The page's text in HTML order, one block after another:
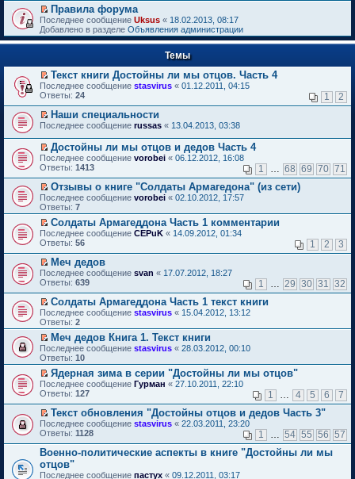
й
т
и
к
п
в
о
м
у
н
е
п
р
о
ч
и
т
а
н
н
о
м
у
с
о
о
б
щ
е
н
и
ю
П
е
р
е
т
и
к
п
р
в
о
м
у
н
е
п
р
о
ч
и
т
а
н
н
о
м
у
с
о
о
б
щ
е
н
и
ю
Правила форума
Последнее сообщение Uksus « 18.02.2013, 08:17
Добавлено в разделе Объявления администрации
Темы
П
е
е
й
т
и
к
п
е
р
в
о
м
у
н
е
п
р
о
ч
и
т
а
н
н
о
м
у
с
о
о
б
щ
е
и
ю
Текст книги Достойны ли мы отцов. Часть 4
Последнее сообщение stasvirus « 01.12.2011, 04:15
Ответы: 24 1 2
П
р
е
й
т
и
к
п
е
р
в
о
м
у
н
е
п
р
о
ч
и
т
а
н
н
о
м
у
с
о
б
щ
е
н
и
ю
Наши специальности
Последнее сообщение russas « 13.04.2013, 03:38
П
е
е
й
т
и
к
п
е
в
о
м
у
н
е
п
р
о
ч
и
т
а
н
н
о
м
у
с
о
щ
Достойны ли мы отцов и дедов Часть 4
Последнее сообщение vorobei « 06.12.2012, 16:08
Ответы: 1413 1 68 69 70 71
П
е
р
е
й
т
и
п
е
в
о
м
у
н
е
п
р
о
ч
и
т
н
н
о
м
у
с
Отзывы о книге "Солдаты Армагедона" (из сети)
Последнее сообщение vorobei « 02.10.2012, 17:57
Ответы: 7
П
е
е
й
т
и
к
п
е
р
в
о
м
у
н
е
п
р
о
ч
и
а
н
н
Солдаты Армагеддона Часть 1 комментарии
Последнее сообщение CEPuK « 14.09.2012, 01:34
Ответы: 56 1 2 3
П
е
е
й
т
и
п
е
р
в
о
м
у
н
е
п
р
о
ч
и
Меч дедов
Последнее сообщение svan « 17.07.2012, 18:27
Ответы: 639 1 29 30 31 32
П
е
р
е
й
т
и
к
п
е
р
о
м
у
н
е
п
Солдаты Армагеддона Часть 1 текст книги
Последнее сообщение stasvirus « 15.04.2012, 13:12
Ответы: 2
П
е
р
е
й
т
и
к
п
е
в
м
Меч дедов Книга 1. Текст книги
Последнее сообщение stasvirus « 28.03.2012, 00:10
Ответы: 10
П
е
е
т
и
п
е
р
Ядерная зима в серии "Достойны ли мы отцов"
Последнее сообщение Гурман « 27.10.2011, 22:10
Ответы: 127 1 4 5 6 7
П
е
е
й
т
Текст обновления "Достойны отцов и дедов Часть 3"
Последнее сообщение stasvirus « 22.03.2011, 23:20
Ответы: 1128 1 54 55 56 57
Военно-политические аспекты в книге "Достойны ли мы
отцов"
Последнее сообщение пастух « 09.12.2011, 03:17